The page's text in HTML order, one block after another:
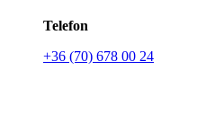
Telefon
+36 (70) 678 00 24